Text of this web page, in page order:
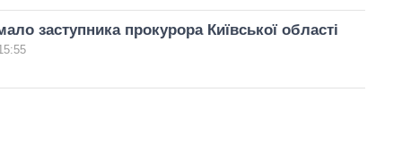
заступника прокурора Київської області